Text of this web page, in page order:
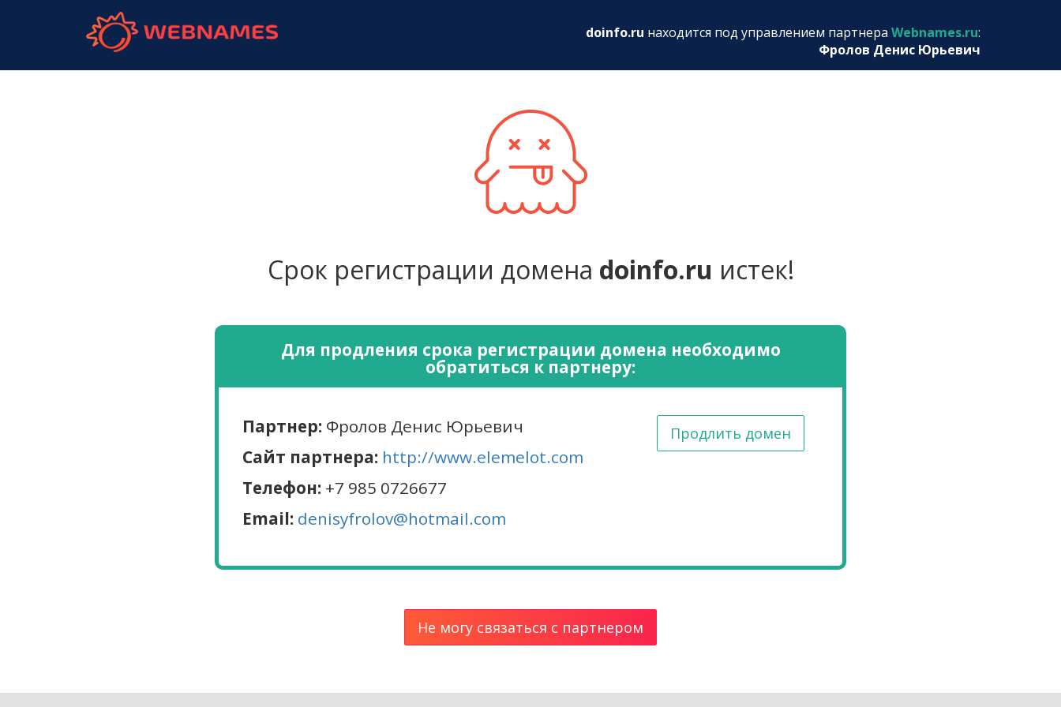
doinfo.ru находится под управлением партнера Webnames.ru:
Фролов Денис Юрьевич
Срок регистрации домена doinfo.ru истек!
Для продления срока регистрации домена необходимо
обратиться к партнеру:
Партнер: Фролов Денис Юрьевич
Сайт партнера: http://www.elemelot.com
Телефон: +7 985 0726677
Email: denisyfrolov@hotmail.com
Продлить домен
Не могу связаться с партнером